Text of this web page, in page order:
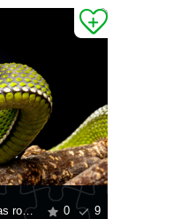
Cobra venenosa com manchas roxas 0 9